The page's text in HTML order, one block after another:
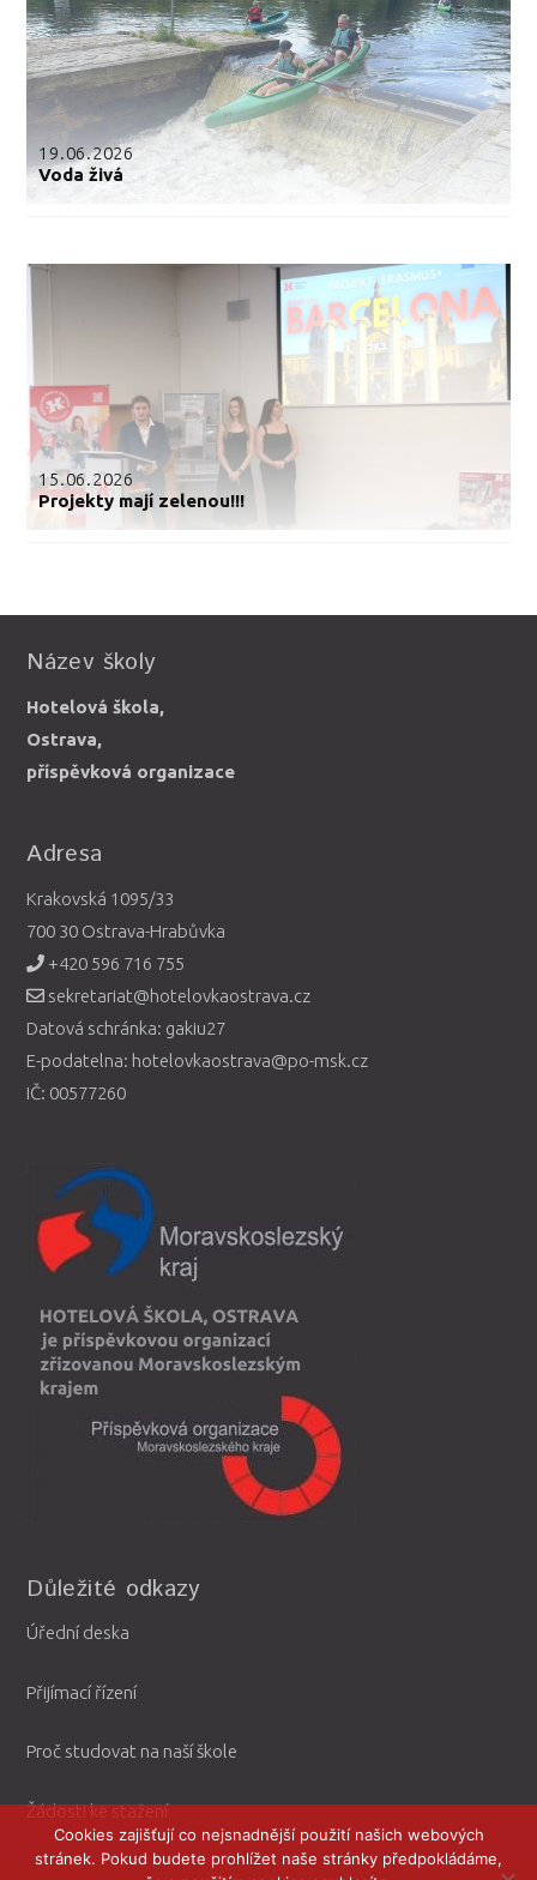
19.06.2026
Voda živá
15.06.2026
Projekty mají zelenou!!!
Název školy
Hotelová škola,
Ostrava,
příspěvková organizace
Adresa
Krakovská 1095/33
700 30 Ostrava-Hrabůvka
+420 596 716 755
sekretariat@hotelovkaostrava.cz
Datová schránka: gakiu27
E-podatelna: hotelovkaostrava@po-msk.cz
IČ: 00577260
Důležité odkazy
Úřední deska
Přijímací řízení
Proč studovat na naší škole
Žádosti ke stažení
Cookies zajišťují co nejsnadnější použití našich webových
stránek. Pokud budete prohlížet naše stránky předpokládáme,